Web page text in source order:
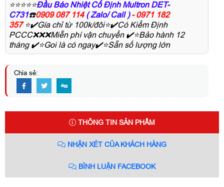
⭐⭐⭐⭐⭐Đầu Báo Nhiệt Cố Định Multron DET-
C731☎️0909 087 114 ( Zalo/ Call )- 0971 182
357⭐✔️Gía chỉ từ 100k/đôi⭐✔️Có Kiểm Định
PCCC❌❌❌Miễn phí vận chuyển ✔️⭐Bảo hành 12
tháng ✔️⭐Goi là có ngay✔️⭐Sẵn số lượng lớn
Chia sẻ:
THÔNG TIN SẢN PHẨM
NHẬN XÉT CỦA KHÁCH HÀNG
BÌNH LUẬN FACEBOOK